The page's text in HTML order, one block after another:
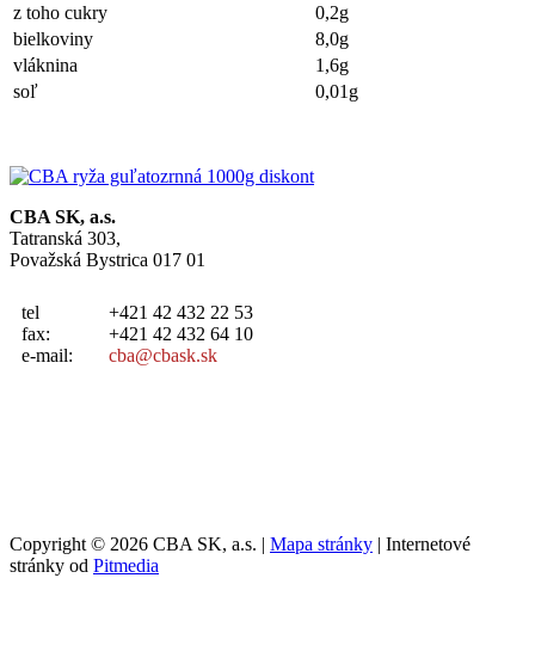
z toho cukry
0,2g
bielkoviny
8,0g
vláknina
1,6g
soľ
0,01g
CBA SK, a.s.
Tatranská 303,
Považská Bystrica 017 01
tel
fax:
e-mail:
+421 42 432 22 53
+421 42 432 64 10
cba@cbask.sk
Copyright © 2026 CBA SK, a.s. | Mapa stránky | Internetové
stránky od Pitmedia